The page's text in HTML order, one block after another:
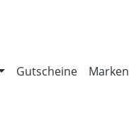
Gutscheine Marken